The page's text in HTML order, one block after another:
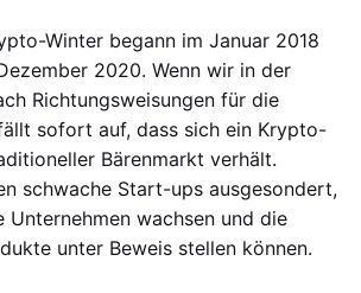
Winter begann im Januar 2018
2020. Wenn wir in der
Richtungsweisungen für die
sofort auf, dass sich ein Krypto-
Bärenmarkt verhält.
schwache Start-ups ausgesondert,
Unternehmen wachsen und die
unter Beweis stellen können.